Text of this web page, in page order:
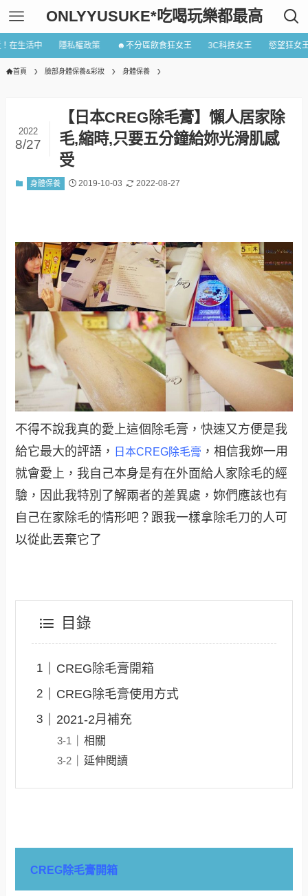
ONLYYUSUKE*吃喝玩樂都最高
在生活中 隱私權政策 ☻不分區飲食狂女王 3C科技女王 慾望狂女
首頁 臉部身體保養&彩妝 身體保養
【日本CREG除毛膏】懶人居家除
毛,縮時,只要五分鐘給妳光滑肌感
受
2022
8/27
身體保養 2019-10-03 2022-08-27
不得不說我真的愛上這個除毛膏，快速又方便是我
給它最大的評語，
日本CREG除毛膏 ，相信我妳一用
就會愛上，我自己本身是有在外面給人家除毛的經
驗，因此我特別了解兩者的差異處，妳們應該也有
自己在家除毛的情形吧？跟我一樣拿除毛刀的人可
以從此丟棄它了
目錄
CREG除毛膏開箱
CREG除毛膏使用方式
2021-2月補充
相關
延伸閱讀
CREG除毛膏開箱